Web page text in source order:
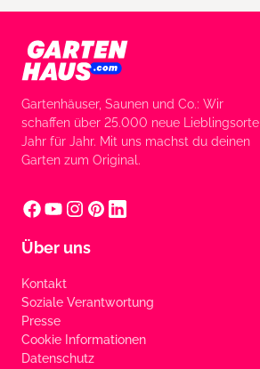
Gartenhäuser, Saunen und Co.: Wir
schaffen über 25.000 neue Lieblingsorte
Jahr für Jahr. Mit uns machst du deinen
Garten zum Original.
Über uns
Kontakt
Soziale Verantwortung
Presse
Cookie Informationen
Datenschutz